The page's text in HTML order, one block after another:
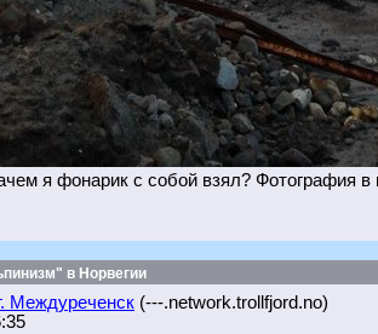
я фонарик с собой взял? Фотография
в Норвегии
Междуреченск (---.network.trollfjord.no)